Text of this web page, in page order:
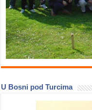
U Bosni pod Turcima